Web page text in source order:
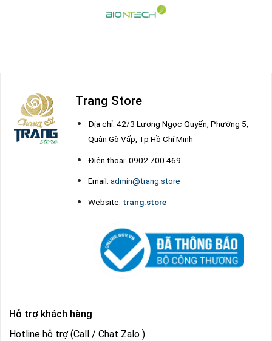
Trang Store
Địa chỉ: 42/3 Lương Ngọc Quyến, Phường 5,
Quận Gò Vấp, Tp Hồ Chí Minh
Điện thoại: 0902.700.469
Email:admin@trang.store
Website: trang.store
Hỗ trợ khách hàng
Hotline hỗ trợ (Call / Chat Zalo )